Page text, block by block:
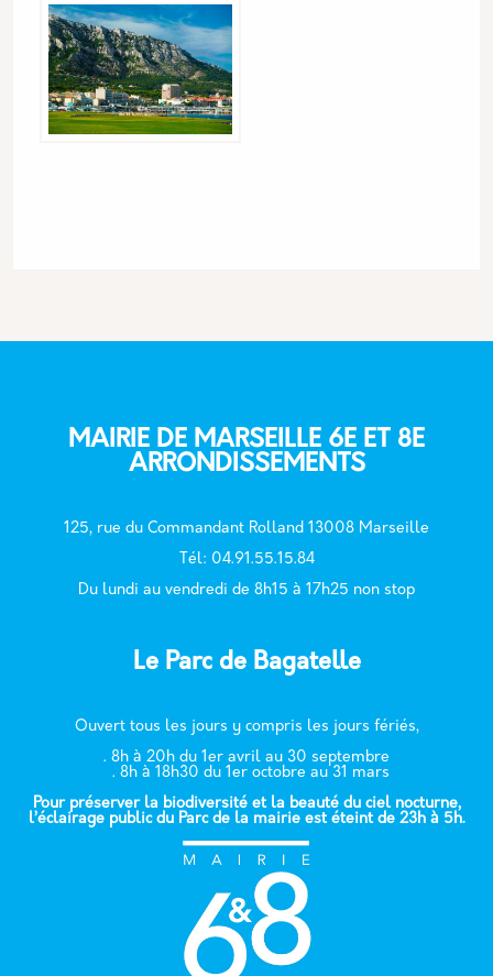
MAIRIE DE MARSEILLE 6E ET 8E
ARRONDISSEMENTS
125, rue du Commandant Rolland 13008 Marseille
Tél: 04.91.55.15.84
Du lundi au vendredi de 8h15 à 17h25 non stop
Le Parc de Bagatelle
Ouvert tous les jours y compris les jours fériés,
. 8h à 20h du 1er avril au 30 septembre
. 8h à 18h30 du 1er octobre au 31 mars
Pour préserver la biodiversité et la beauté du ciel nocturne,
l’éclairage public du Parc de la mairie est éteint de 23h à 5h.